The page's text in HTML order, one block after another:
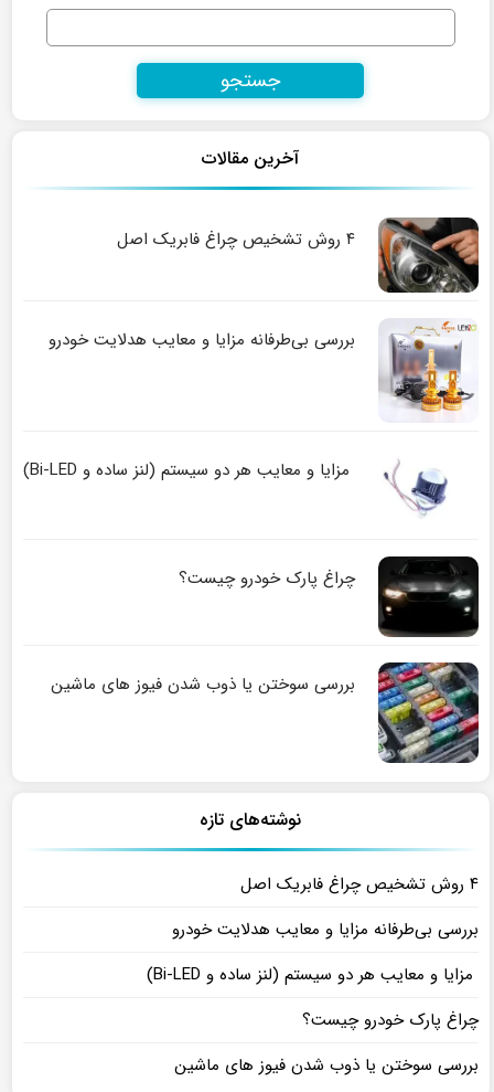
جستجو
آخرین مقالات
۴ روش تشخیص چراغ فابریک اصل
بررسی بی‌طرفانه مزایا و معایب هدلایت خودرو
مزایا و معایب هر دو سیستم (لنز ساده و Bi-LED)
چراغ پارک خودرو چیست؟
بررسی سوختن یا ذوب شدن فیوز های ماشین
نوشته‌های تازه
۴ روش تشخیص چراغ فابریک اصل
بررسی بی‌طرفانه مزایا و معایب هدلایت خودرو
مزایا و معایب هر دو سیستم (لنز ساده و Bi-LED)
چراغ پارک خودرو چیست؟
بررسی سوختن یا ذوب شدن فیوز های ماشین